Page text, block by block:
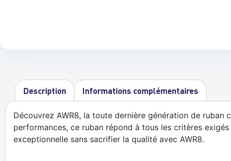
Description Informations complémentaires
Découvrez AWR8, la toute dernière génération de
performances, ce ruban répond à tous les critères
exceptionnelle sans sacrifier la qualité avec AWR8.